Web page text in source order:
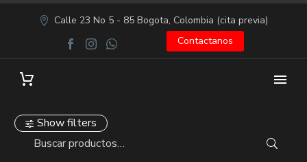
Calle 23 No 5 - 85 Bogota, Colombia (cita previa)
Contactanos
Show filters